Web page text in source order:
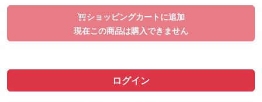
ショッピングカートに追加
現在この商品は購入できません
ログイン